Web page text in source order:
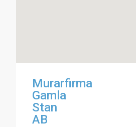
Murarfirma
Gamla
Stan
AB